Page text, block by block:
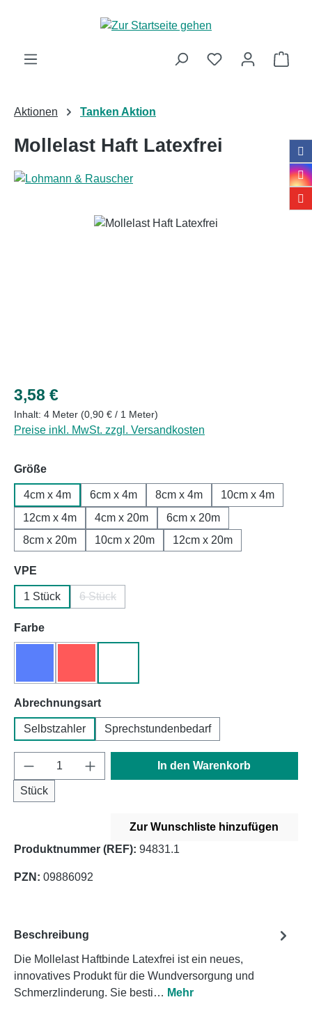
Zum Hauptinhalt springen
Aktionen Tanken Aktion
Mollelast Haft Latexfrei
Bildergalerie überspringen
Regulärer Preis:
3,58 €
Inhalt: 4 Meter (0,90 € / 1 Meter)
Preise inkl. MwSt. zzgl. Versandkosten
Größeauswählen
4cm x 4m 6cm x 4m 8cm x 4m
10cm x 4m
12cm x 4m
4cm x 20m
6cm x 20m
8cm x 20m
10cm x 20m 12cm x 20m
VPE
1 Stück 6 Stück
Farbeauswählen
Abrechnungsartauswählen
Selbstzahler Sprechstundenbedarf
Produkt Anzahl: Gib den gewünschten
Stück
In den Warenkorb
Zur Wunschliste hinzufügen
Produktnummer (REF): 94831.1
PZN: 09886092
Beschreibung
Die Mollelast Haftbinde Latexfrei ist ein neues,
innovatives Produkt für die Wundversorgung und
Schmerzlinderung. Sie besti… Mehr